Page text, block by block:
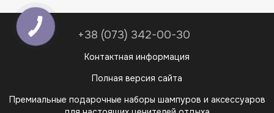
+38 (073) 342-00-30
Контактная информация
Полная версия сайта
Премиальные подарочные наборы шампуров и аксессуаров